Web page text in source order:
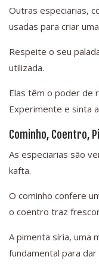
Outras especiarias,
usadas para criar
Respeite o seu
utilizada.
Elas têm o poder de
Experimente e sinta
Cominho, Coentro,
As especiarias são
kafta.
O cominho confere
o coentro traz
A pimenta síria, uma
fundamental para